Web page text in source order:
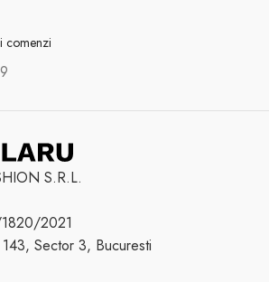
comenzi
S.R.L.
2021
Sector 3, Bucuresti